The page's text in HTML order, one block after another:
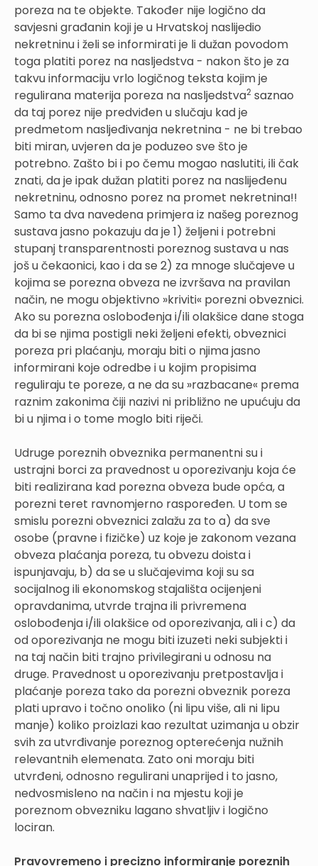
poreza na te objekte. Također nije logično da
savjesni građanin koji je u Hrvatskoj naslijedio
nekretninu i želi se informirati je li dužan povodom
toga platiti porez na nasljedstva - nakon što je za
takvu informaciju vrlo logičnog teksta kojim je
regulirana materija poreza na nasljedstva2 saznao
da taj porez nije predviđen u slučaju kad je
predmetom nasljeđivanja nekretnina - ne bi trebao
biti miran, uvjeren da je poduzeo sve što je
potrebno. Zašto bi i po čemu mogao naslutiti, ili čak
znati, da je ipak dužan platiti porez na naslijeđenu
nekretninu, odnosno porez na promet nekretnina!!
Samo ta dva navedena primjera iz našeg poreznog
sustava jasno pokazuju da je 1) željeni i potrebni
stupanj transparentnosti poreznog sustava u nas
još u čekaonici, kao i da se 2) za mnoge slučajeve u
kojima se porezna obveza ne izvršava na pravilan
način, ne mogu objektivno »kriviti« porezni obveznici.
Ako su porezna oslobođenja i/ili olakšice dane stoga
da bi se njima postigli neki željeni efekti, obveznici
poreza pri plaćanju, moraju biti o njima jasno
informirani koje odredbe i u kojim propisima
reguliraju te poreze, a ne da su »razbacane« prema
raznim zakonima čiji nazivi ni približno ne upućuju da
bi u njima i o tome moglo biti riječi.
Udruge poreznih obveznika permanentni su i
ustrajni borci za pravednost u oporezivanju koja će
biti realizirana kad porezna obveza bude opća, a
porezni teret ravnomjerno raspoređen. U tom se
smislu porezni obveznici zalažu za to a) da sve
osobe (pravne i fizičke) uz koje je zakonom vezana
obveza plaćanja poreza, tu obvezu doista i
ispunjavaju, b) da se u slučajevima koji su sa
socijalnog ili ekonomskog stajališta ocijenjeni
opravdanima, utvrde trajna ili privremena
oslobođenja i/ili olakšice od oporezivanja, ali i c) da
od oporezivanja ne mogu biti izuzeti neki subjekti i
na taj način biti trajno privilegirani u odnosu na
druge. Pravednost u oporezivanju pretpostavlja i
plaćanje poreza tako da porezni obveznik poreza
plati upravo i točno onoliko (ni lipu više, ali ni lipu
manje) koliko proizlazi kao rezultat uzimanja u obzir
svih za utvrđivanje poreznog opterećenja nužnih
relevantnih elemenata. Zato oni moraju biti
utvrđeni, odnosno regulirani unaprijed i to jasno,
nedvosmisleno na način i na mjestu koji je
poreznom obvezniku lagano shvatljiv i logično
lociran.
Pravovremeno i precizno informiranje poreznih